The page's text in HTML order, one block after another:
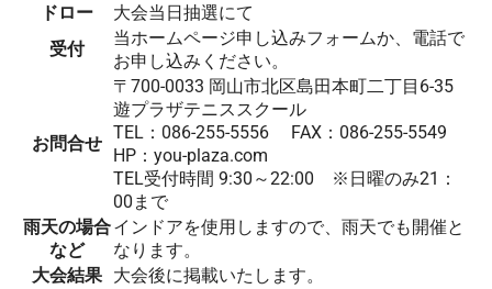
ドロー
大会当日抽選にて
受付
当ホームページ申し込みフォームか、電話で
お申し込みください。
お問合せ
〒700-0033 岡山市北区島田本町二丁目6-35
遊プラザテニススクール
TEL：086-255-5556 FAX：086-255-5549
HP：you-plaza.com
TEL受付時間 9:30～22:00 ※日曜のみ21：
00まで
雨天の場合
など
インドアを使用しますので、雨天でも開催と
なります。
大会結果 大会後に掲載いたします。